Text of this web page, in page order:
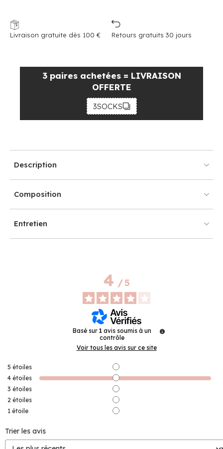
Livraison gratuite dès 100 € Retours gratuits 30 jours
3 paires achetées = LIVRAISON
OFFERTE
3SOCKS
Description
Composition
Entretien
4/5
Basé sur 1 avis soumis à un
contrôle
Voir tous les avis sur ce site
5 étoiles
4 étoiles
3 étoiles
2 étoiles
1 étoile
Trier les avis